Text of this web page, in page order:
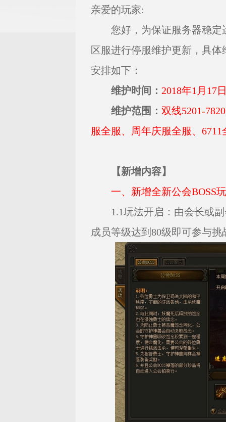
亲爱的玩家:
您好，为保证服务器稳定
区服进行停服维护更新，具
安排如下：
维护时间： 2018年1月17
维护范围： 双线5201-
服全服、周年庆服全服、
【新增内容】
一、新增全新公会BOSS
1.1玩法开启：由会长或副
成员等级达到80级即可参与挑